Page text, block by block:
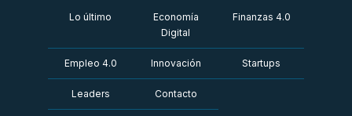
Lo último
Economía
Digital
Finanzas 4.0
Empleo 4.0 Innovación Startups
Leaders Contacto